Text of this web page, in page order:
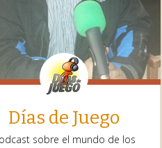
Días de Juego
sobre el mundo de los